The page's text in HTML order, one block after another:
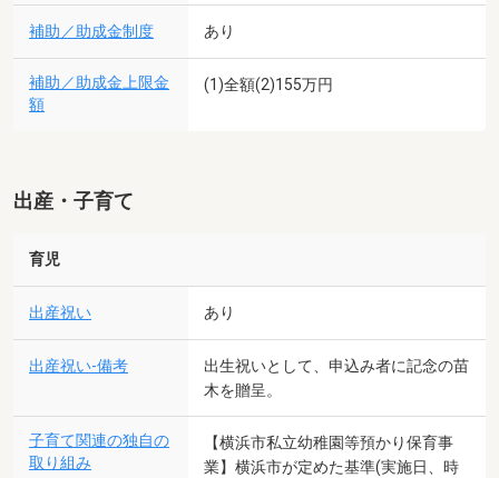
補助／助成金制度 あり
補助／助成金上限金
額
(1)全額(2)155万円
出産・子育て
育児
出産祝い あり
出産祝い-備考
出生祝いとして、申込み者に記念の苗
木を贈呈。
子育て関連の独自の
取り組み
【横浜市私立幼稚園等預かり保育事
業】横浜市が定めた基準(実施日、時